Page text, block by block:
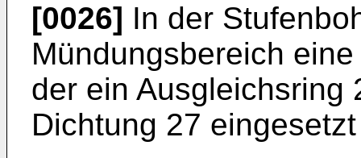
[0026] In der
Mündungsbereich
der ein Ausgleichsring
Dichtung 27